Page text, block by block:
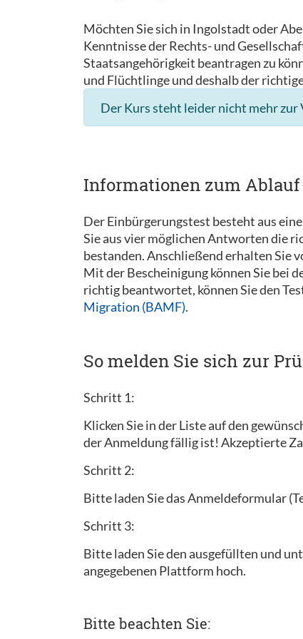
Möchten Sie sich in Ingolstadt oder
Kenntnisse der Rechts- und
Staatsangehörigkeit beantragen zu
und Flüchtlinge und deshalb der
Der Kurs steht leider nicht mehr zur
Informationen zum
Der Einbürgerungstest besteht aus
Sie aus vier möglichen Antworten die
bestanden. Anschließend erhalten Sie
Mit der Bescheinigung können Sie bei
richtig beantwortet, können Sie den
Migration (BAMF).
So melden Sie sich zur
Schritt 1:
Klicken Sie in der Liste auf den
der Anmeldung fällig ist! Akzeptierte
Schritt 2:
Bitte laden Sie das Anmeldeformular
Schritt 3:
Bitte laden Sie den ausgefüllten und
angegebenen Plattform hoch.
Bitte beachten Sie: